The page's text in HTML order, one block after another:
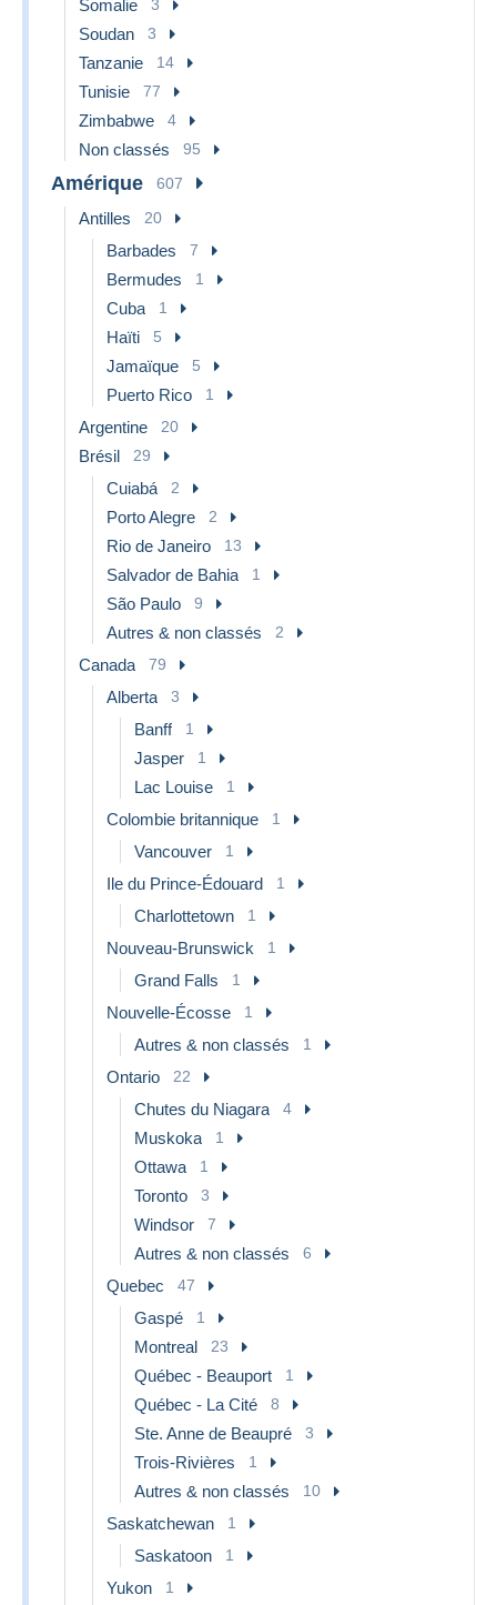
Somalie 3
Soudan 3
Tanzanie 14
Tunisie 77
Zimbabwe 4
Non classés 95
Amérique 607
Antilles 20
Barbades 7
Bermudes 1
Cuba 1
Haïti 5
Jamaïque 5
Puerto Rico 1
Argentine 20
Brésil 29
Cuiabá 2
Porto Alegre 2
Rio de Janeiro 13
Salvador de Bahia 1
São Paulo 9
Autres & non classés 2
Canada 79
Alberta 3
Banff 1
Jasper 1
Lac Louise 1
Colombie britannique 1
Vancouver 1
Ile du Prince-Édouard 1
Charlottetown 1
Nouveau-Brunswick 1
Grand Falls 1
Nouvelle-Écosse 1
Autres & non classés 1
Ontario 22
Chutes du Niagara 4
Muskoka 1
Ottawa 1
Toronto 3
Windsor 7
Autres & non classés 6
Quebec 47
Gaspé 1
Montreal 23
Québec - Beauport 1
Québec - La Cité 8
Ste. Anne de Beaupré 3
Trois-Rivières 1
Autres & non classés 10
Saskatchewan 1
Saskatoon 1
Yukon 1